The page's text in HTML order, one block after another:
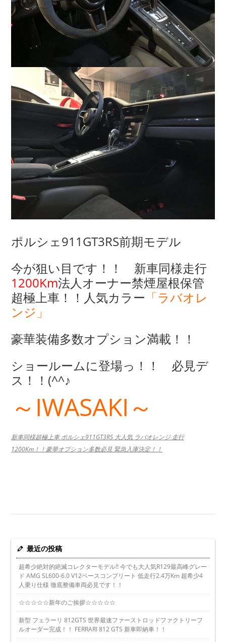
ポルシェ911GT3RS前期モデル
今が狙い目です！！ 新車同様走行
1200Km法人オーナー禁煙屋根保管
超極上車！！人気カラー 「ラバオレ
ンジ」
豪華装備多数オプション満載！！
ショールームに登場っ！！ 必見デ
ス！！(^^♪
～IWASAKI～
新車同様超極上車 ポルシェ911GT3RS 大人気 ラバオレンジ 走行
1200Km！！豪華オプション多数必見 緊急入庫決定！！
最近の投稿
超希少絶対的絶滅コレクターモデル!! 今でも大人気R129最高峰グレー
ド AMG SL600-6.0 V12ベースコンプリート 低走行2.4万Km 超希少4
人乗り仕様 徹底整備車両必見です！！
☆☆☆☆☆新年のご挨拶☆☆☆☆☆
新型 フェラーリ 812GTS 世界最速ファーストロッドファクトリーフ
ルオーダー完成！！ FERRARI 812 GTS 新車即納車！！